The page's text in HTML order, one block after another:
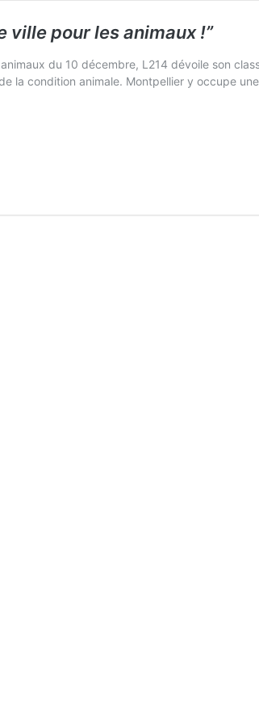
ville pour les animaux !”
du 10 décembre, L214 dévoile son
la condition animale. Montpellier y occupe